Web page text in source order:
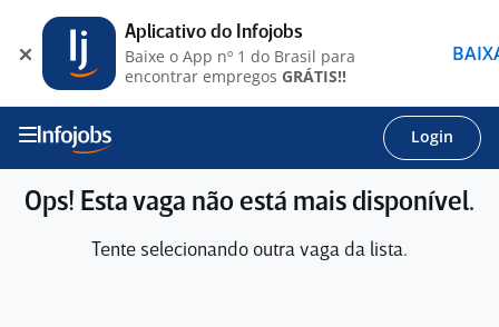
Login
Ops! Esta vaga não está mais disponível.
Tente selecionando outra vaga da lista.
Aplicativo do Infojobs
Baixe o App nº 1 do Brasil para
encontrar empregos GRÁTIS!!